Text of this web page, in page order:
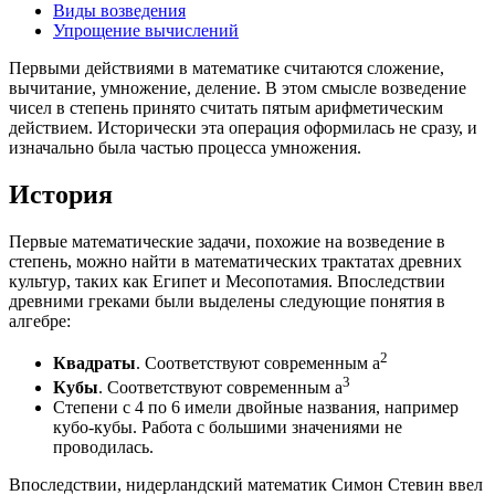
Виды возведения
Упрощение вычислений
Первыми действиями в математике считаются сложение,
вычитание, умножение, деление. В этом смысле возведение
чисел в степень принято считать пятым арифметическим
действием. Исторически эта операция оформилась не сразу, и
изначально была частью процесса умножения.
История
Первые математические задачи, похожие на возведение в
степень, можно найти в математических трактатах древних
культур, таких как Египет и Месопотамия. Впоследствии
древними греками были выделены следующие понятия в
алгебре:
Квадраты. Соответствуют современным a2
Кубы. Соответствуют современным a3
Степени с 4 по 6 имели двойные названия, например
кубо-кубы. Работа с большими значениями не
проводилась.
Впоследствии, нидерландский математик Симон Стевин ввел